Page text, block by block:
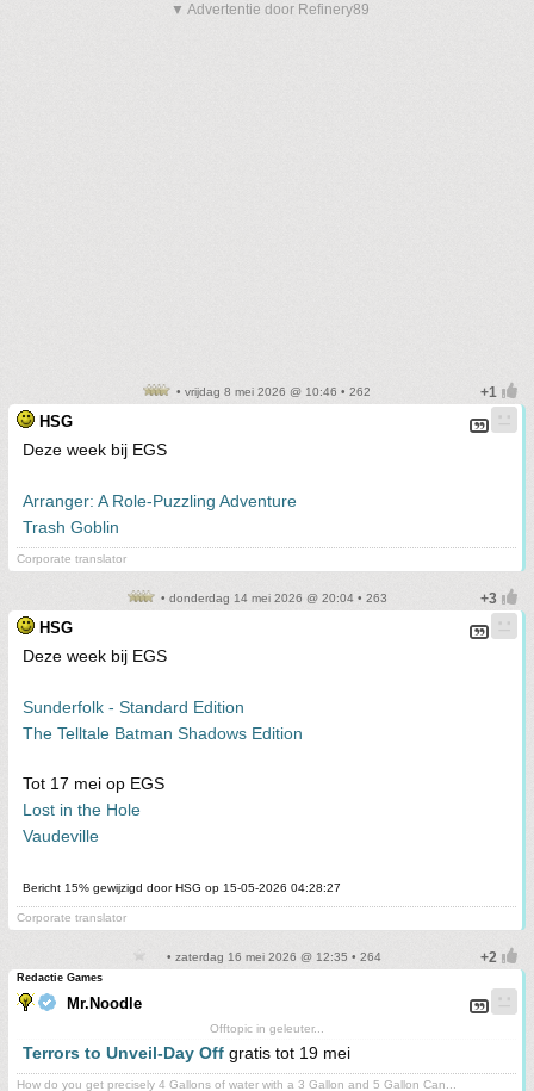
▼ Advertentie door Refinery89
• vrijdag 8 mei 2026 @ 10:46 • 262
HSG
Deze week bij EGS
Arranger: A Role-Puzzling Adventure
Trash Goblin
Corporate translator
• donderdag 14 mei 2026 @ 20:04 • 263
HSG
Deze week bij EGS
Sunderfolk - Standard Edition
The Telltale Batman Shadows Edition
Tot 17 mei op EGS
Lost in the Hole
Vaudeville
Bericht 15% gewijzigd door HSG op 15-05-2026 04:28:27
Corporate translator
• zaterdag 16 mei 2026 @ 12:35 • 264
Redactie Games
Mr.Noodle
Offtopic in geleuter...
Terrors to Unveil-Day Off gratis tot 19 mei
How do you get precisely 4 Gallons of water with a 3 Gallon and 5 Gallon Can...